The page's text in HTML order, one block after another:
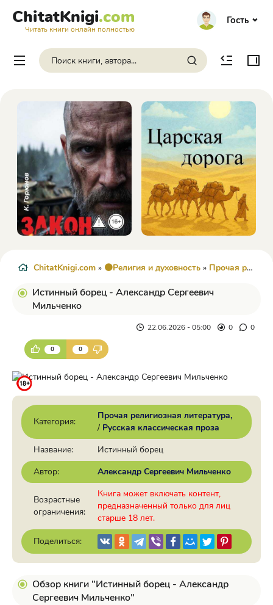
ChitatKnigi.com
Читать книги онлайн полностью
Гость
ChitatKnigi.com » 🟠Религия и духовность » Прочая религиозная литература
Истинный борец - Александр Сергеевич
Мильченко
22.06.2026 - 05:00 0 0
0 0
Категория:
Прочая религиозная литература
/ Русская классическая проза
Название:
Истинный борец
Автор:
Александр Сергеевич Мильченко
Возрастные
ограничения:
Книга может включать контент,
предназначенный только для лиц
старше 18 лет.
Поделиться:
Обзор книги "Истинный борец - Александр
Сергеевич Мильченко"